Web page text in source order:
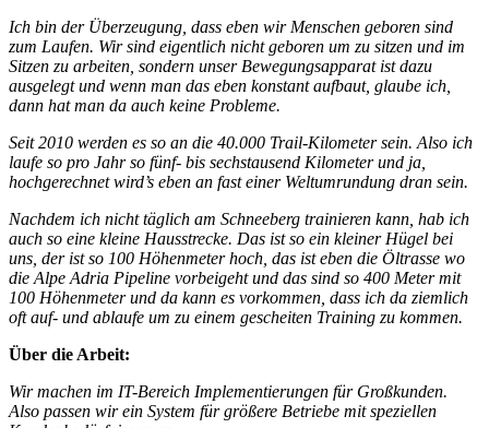
Ich bin der Überzeugung, dass eben wir Menschen geboren sind
zum Laufen. Wir sind eigentlich nicht geboren um zu sitzen und im
Sitzen zu arbeiten, sondern unser Bewegungsapparat ist dazu
ausgelegt und wenn man das eben konstant aufbaut, glaube ich,
dann hat man da auch keine Probleme.
Seit 2010 werden es so an die 40.000 Trail-Kilometer sein. Also ich
laufe so pro Jahr so fünf- bis sechstausend Kilometer und ja,
hochgerechnet wird’s eben an fast einer Weltumrundung dran sein.
Nachdem ich nicht täglich am Schneeberg trainieren kann, hab ich
auch so eine kleine Hausstrecke. Das ist so ein kleiner Hügel bei
uns, der ist so 100 Höhenmeter hoch, das ist eben die Öltrasse wo
die Alpe Adria Pipeline vorbeigeht und das sind so 400 Meter mit
100 Höhenmeter und da kann es vorkommen, dass ich da ziemlich
oft auf- und ablaufe um zu einem gescheiten Training zu kommen.
Über die Arbeit:
Wir machen im IT-Bereich Implementierungen für Großkunden.
Also passen wir ein System für größere Betriebe mit speziellen